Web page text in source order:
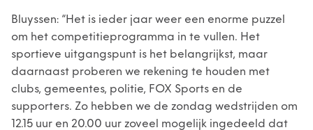
Bluyssen: “Het is ieder jaar weer een enorme puzzel
om het competitieprogramma in te vullen. Het
sportieve uitgangspunt is het belangrijkst, maar
daarnaast proberen we rekening te houden met
clubs, gemeentes, politie, FOX Sports en de
supporters. Zo hebben we de zondag wedstrijden om
12.15 uur en 20.00 uur zoveel mogelijk ingedeeld dat